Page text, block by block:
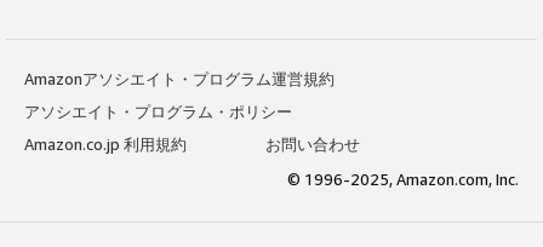
Amazonアソシエイト・プログラム運営規約
アソシエイト・プログラム・ポリシー
Amazon.co.jp 利用規約
お問い合わせ
© 1996-2025, Amazon.com, Inc.